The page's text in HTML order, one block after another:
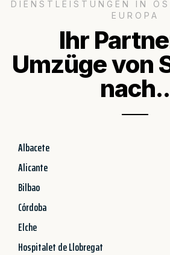
DIENSTLEISTUNGEN IN
EUROPA
Ihr
Umzüge von
nach..
Albacete
Alicante
Bilbao
Córdoba
Elche
Hospitalet de Llobregat